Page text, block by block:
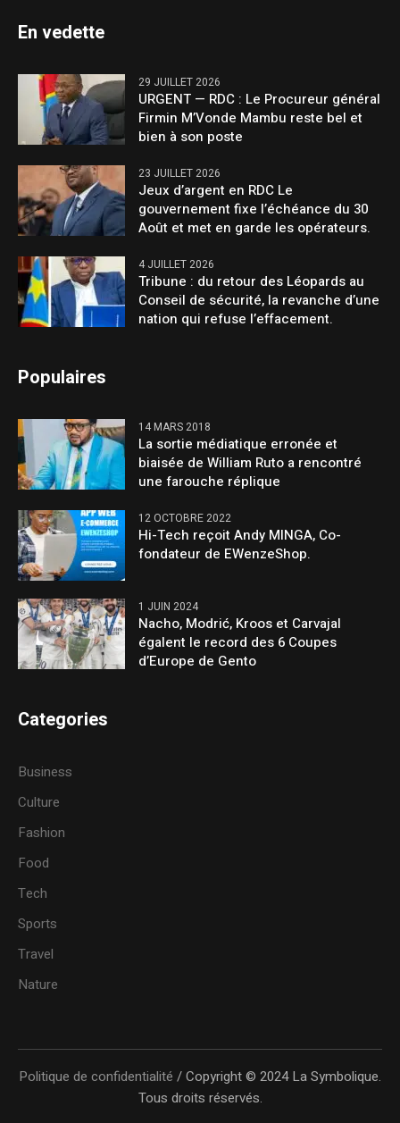
En vedette
29 JUILLET 2026
URGENT — RDC : Le Procureur général
Firmin M’Vonde Mambu reste bel et
bien à son poste
23 JUILLET 2026
Jeux d’argent en RDC Le
gouvernement fixe l’échéance du 30
Août et met en garde les opérateurs.
4 JUILLET 2026
Tribune : du retour des Léopards au
Conseil de sécurité, la revanche d’une
nation qui refuse l’effacement.
Populaires
14 MARS 2018
La sortie médiatique erronée et
biaisée de William Ruto a rencontré
une farouche réplique
12 OCTOBRE 2022
Hi-Tech reçoit Andy MINGA, Co-
fondateur de EWenzeShop.
1 JUIN 2024
Nacho, Modrić, Kroos et Carvajal
égalent le record des 6 Coupes
d’Europe de Gento
Categories
Business
Culture
Fashion
Food
Tech
Sports
Travel
Nature
Politique de confidentialité / Copyright © 2024 La Symbolique.
Tous droits réservés.